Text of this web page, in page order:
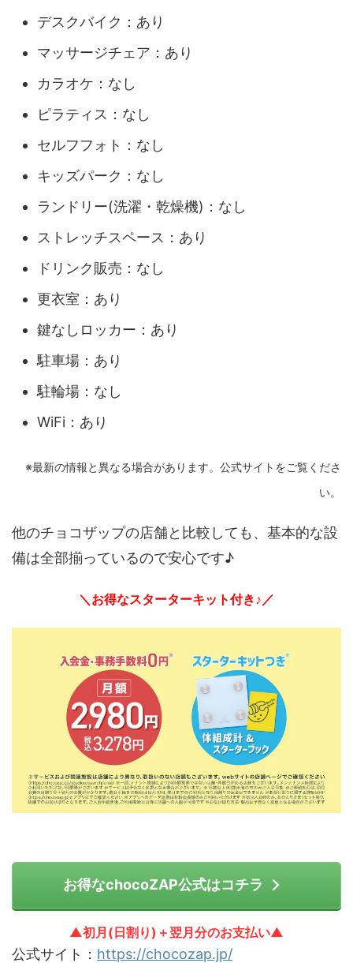
デスクバイク：あり
マッサージチェア：あり
カラオケ：なし
ピラティス：なし
セルフフォト：なし
キッズパーク：なし
ランドリー(洗濯・乾燥機)：なし
ストレッチスペース：あり
ドリンク販売：なし
更衣室：あり
鍵なしロッカー：あり
駐車場：あり
駐輪場：なし
WiFi：あり
※最新の情報と異なる場合があります。公式サイトをご覧くださ
い。
他のチョコザップの店舗と比較しても、基本的な設
備は全部揃っているので安心です♪
＼お得なスターターキット付き♪／
お得なchocoZAP公式はコチラ
▲初月(日割り)＋翌月分のお支払い▲
公式サイト： https://chocozap.jp/